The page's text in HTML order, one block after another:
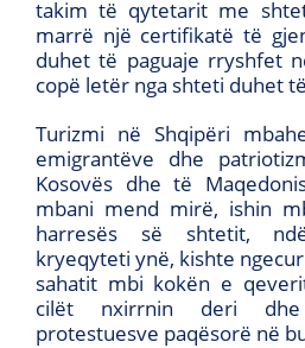
takim të qytetarit me
marrë një certifikatë të
duhet të paguaje rryshfet
copë letër nga shteti duhet
Turizmi në Shqipëri
emigrantëve dhe
Kosovës dhe të
mbani mend mirë, ishin
harresës së shtetit,
kryeqyteti ynë, kishte
sahatit mbi kokën e
cilët nxirrnin deri
protestuesve paqësorë në